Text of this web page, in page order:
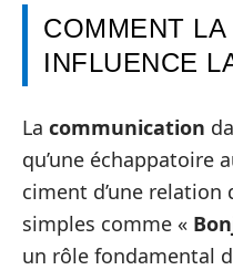
COMMENT
INFLUENCE
La communication
qu’une échappatoire
ciment d’une relation
simples comme «
un rôle fondamental